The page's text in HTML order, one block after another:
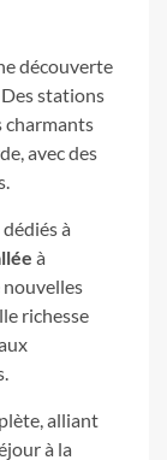
découverte
stations
charmants
avec des
à
à
nouvelles
richesse
alliant
à la